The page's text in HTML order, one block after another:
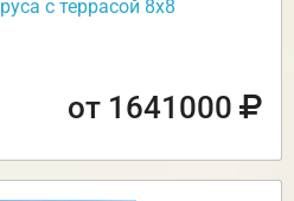
с террасой 8х8
от 1641000